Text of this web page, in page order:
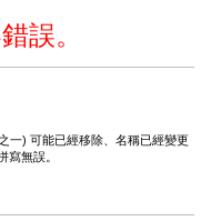
誤。
一) 可能已經移除、名稱已經變更
寫無誤。